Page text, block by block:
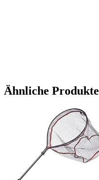
Ähnliche Produkte